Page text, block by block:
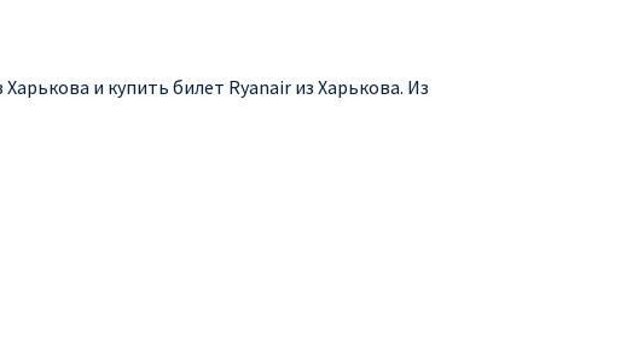
и купить билет Ryanair из Харькова. Из